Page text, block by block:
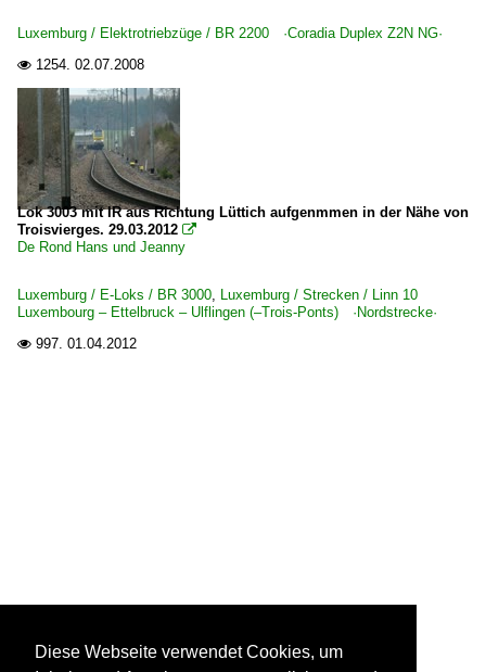
Luxemburg / Elektrotriebzüge / BR 2200 ·Coradia Duplex Z2N NG·
 1254. 02.07.2008
Lok 3003 mit IR aus Richtung Lüttich aufgenmmen in der Nähe von
Troisvierges. 29.03.2012 
De Rond Hans und Jeanny
Luxemburg / E-Loks / BR 3000, Luxemburg / Strecken / Linn 10
Luxembourg – Ettelbruck – Ulflingen (–Trois-Ponts) ·Nordstrecke·
 997. 01.04.2012
Diese Webseite verwendet Cookies, um